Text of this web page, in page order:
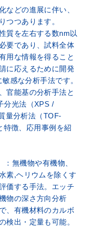
などの進展に伴い、
つつあります。
質を左右する数nm以
要であり、試料全体
用な情報を得ること
に応えるために開発
感な分析手法です。
官能基の分析手法と
分光法（XPS /
量分析法（TOF-
特徴、応用事例を紹
無機物や有機物、
素,ヘリウムを除くす
価する手法。エッチ
物の深さ方向分析
、有機材料のカルボ
検出・定量も可能。